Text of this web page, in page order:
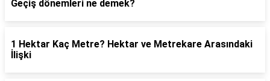
Geçiş dönemleri ne demek?
1 Hektar Kaç Metre? Hektar ve Metrekare Arasındaki
İlişki